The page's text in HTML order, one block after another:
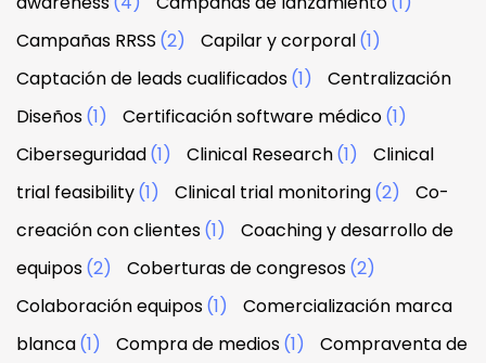
Campañas RRSS (2) Capilar y corporal(1)
Captación de leads cualificados(1)
Centralización
Diseños(1) Certificación software médico(1)
Ciberseguridad(1) Clinical Research(1)
Clinical
trial feasibility(1) Clinical trial monitoring(2)
Co-
creación con clientes(1)
Coaching y desarrollo de
equipos(2) Coberturas de congresos(2)
Colaboración equipos(1)
Comercialización marca
blanca(1) Compra de medios(1)
Compraventa de